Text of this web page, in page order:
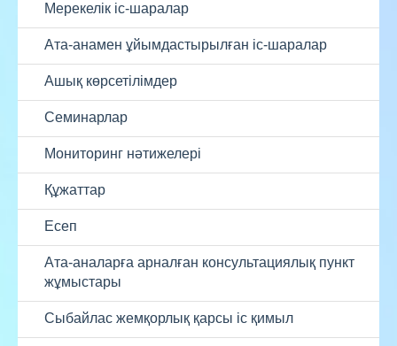
Мерекелік іс-шаралар
Ата-анамен ұйымдастырылған іс-шаралар
Ашық көрсетілімдер
Семинарлар
Мониторинг нәтижелері
Құжаттар
Есеп
Ата-аналарға арналған консультациялық пункт
жұмыстары
Сыбайлас жемқорлық қарсы іс қимыл